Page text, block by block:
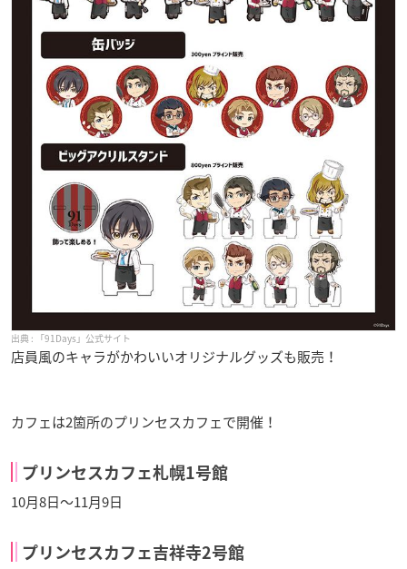
「91Days」公式サイト
店員風のキャラがかわいいオリジナルグッズも販売！
カフェは2箇所のプリンセスカフェで開催！
プリンセスカフェ札幌1号館
10月8日〜11月9日
プリンセスカフェ吉祥寺2号館